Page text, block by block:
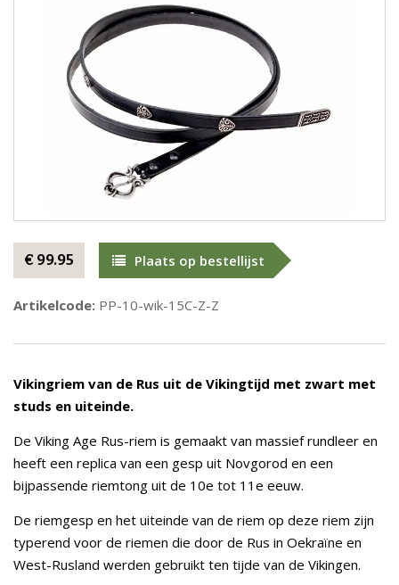
€ 99.95 Plaats op bestellijst
Artikelcode: PP-10-wik-15C-Z-Z
Vikingriem van de Rus uit de Vikingtijd met zwart met
studs en uiteinde.
De Viking Age Rus-riem is gemaakt van massief rundleer en
heeft een replica van een gesp uit Novgorod en een
bijpassende riemtong uit de 10e tot 11e eeuw.
De riemgesp en het uiteinde van de riem op deze riem zijn
typerend voor de riemen die door de Rus in Oekraïne en
West-Rusland werden gebruikt ten tijde van de Vikingen.